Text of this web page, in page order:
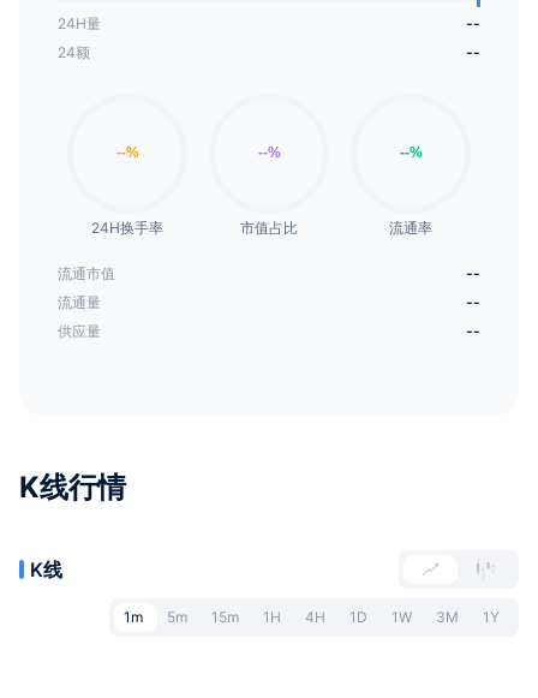
24H量
--
24额
--
24H换手率 市值占比 流通率
流通市值
--
流通量
--
供应量
--
K线行情
K线
1m 5m 15m 1H 4H 1D 1W 3M 1Y